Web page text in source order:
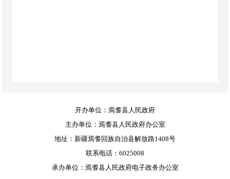
开办单位：焉耆县人民政府
主办单位：焉耆县人民政府办公室
地址：新疆焉耆回族自治县解放路1408号
联系电话：6025008
承办单位：焉耆县人民政府电子政务办公室